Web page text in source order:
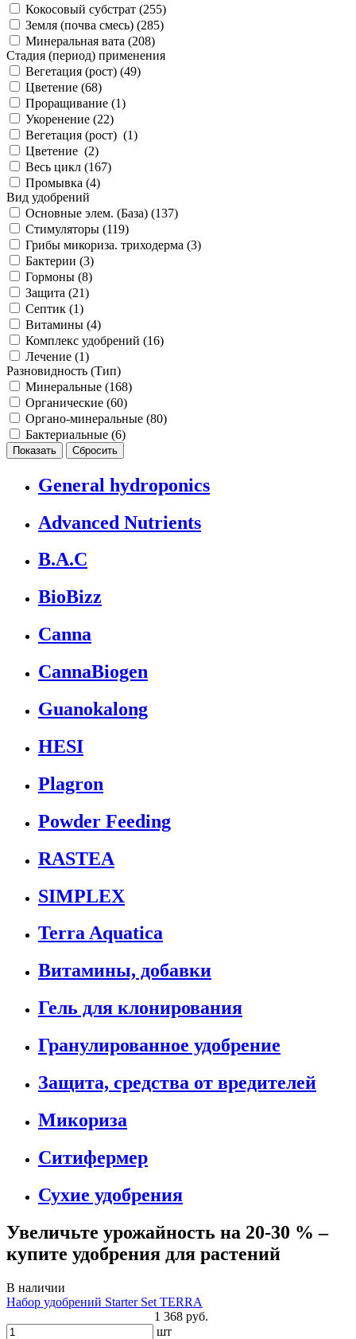
Кокосовый субстрат (255)
Земля (почва смесь) (285)
Минеральная вата (208)
Стадия (период) применения
Вегетация (рост) (49)
Цветение (68)
Проращивание (1)
Укоренение (22)
Вегетация (рост) (1)
Цветение (2)
Весь цикл (167)
Промывка (4)
Вид удобрений
Основные элем. (База) (137)
Стимуляторы (119)
Грибы микориза. триходерма (3)
Бактерии (3)
Гормоны (8)
Защита (21)
Септик (1)
Витамины (4)
Комплекс удобрений (16)
Лечение (1)
Разновидность (Тип)
Минеральные (168)
Органические (60)
Органо-минеральные (80)
Бактериальные (6)
General hydroponics
Advanced Nutrients
B.A.C
BioBizz
Canna
CannaBiogen
Guanokalong
HESI
Plagron
Powder Feeding
RASTEA
SIMPLEX
Terra Aquatica
Витамины, добавки
Гель для клонирования
Гранулированное удобрение
Защита, средства от вредителей
Микориза
Ситифермер
Сухие удобрения
Увеличьте урожайность на 20-30 % –
купите удобрения для растений
В наличии
Набор удобрений Starter Set TERRA
1 368 руб.
шт